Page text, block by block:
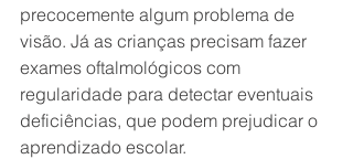
precocemente algum problema de
visão. Já as crianças precisam fazer
exames oftalmológicos com
regularidade para detectar eventuais
deficiências, que podem prejudicar o
aprendizado escolar.